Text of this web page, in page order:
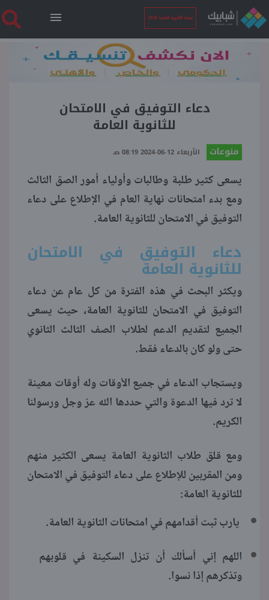
نتيجة الثانوية العامة 2026
الرئيسية
نتيجة الثانوية العامة 2026
فنجان قهوة
بوابة الطلبة
ملفات
منوعات
دعاء التوفيق في الامتحان
للثانوية العامة
منوعات الأربعاء 12-06-2024 08:19 صـ
يسعى كثير طلبة وطالبات وأولياء أمور الصق الثالث
ومع بدء امتحانات نهاية العام في الإطلاع على دعاء
التوفيق في الامتحان للثانوية العامة.
دعاء التوفيق في الامتحان
للثانوية العامة
ويكثر البحث في هذه الفترة من كل عام عن دعاء
التوفيق في الامتحان للثانوية العامة، حيث يسعى
الجميع لتقديم الدعم لطلاب الصف الثالث الثانوي
حتى ولو كان بالدعاء فقط.
ويستجاب الدعاء في جميع الأوقات وله أوقات معينة
لا ترد فيها الدعوة والتي حددها الله عز وجل ورسولنا
الكريم.
ومع قلق طلاب الثانوية العامة يسعى الكثير منهم
ومن المقربين للإطلاع على دعاء التوفيق في الامتحان
للثانوية العامة:
يارب ثبت أقدامهم في امتحانات الثانوية العامة.
اللهم إني أسألك أن تنزل السكينة في قلوبهم
وتذكرهم إذا نسوا.